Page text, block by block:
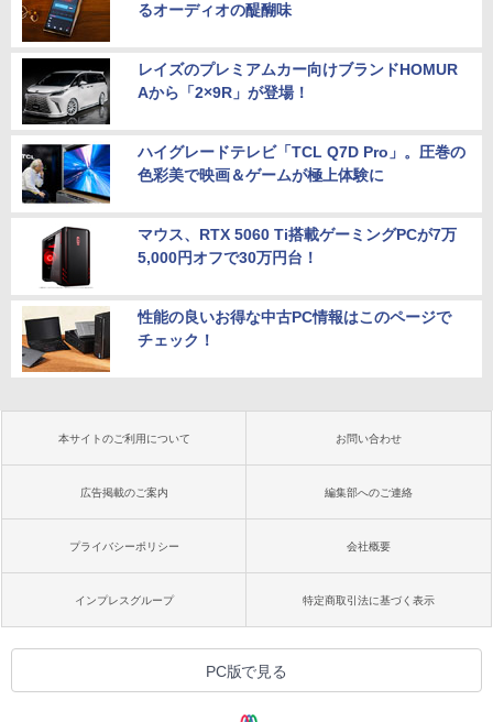
るオーディオの醍醐味
レイズのプレミアムカー向けブランドHOMUR
Aから「2×9R」が登場！
ハイグレードテレビ「TCL Q7D Pro」。圧巻の
色彩美で映画＆ゲームが極上体験に
マウス、RTX 5060 Ti搭載ゲーミングPCが7万
5,000円オフで30万円台！
性能の良いお得な中古PC情報はこのページで
チェック！
本サイトのご利用について お問い合わせ
広告掲載のご案内 編集部へのご連絡
プライバシーポリシー 会社概要
インプレスグループ 特定商取引法に基づく表示
PC版で見る